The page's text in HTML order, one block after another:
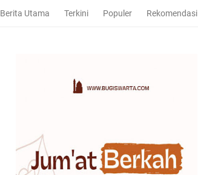
Berita Utama Terkini Populer Rekomendasi